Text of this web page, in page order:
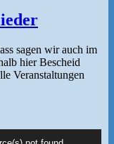
sagen wir auch im
hier Bescheid
Veranstaltungen